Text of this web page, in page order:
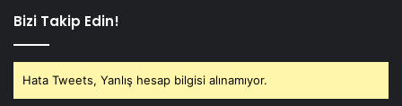
Bizi Takip Edin!
Hata Tweets, Yanlış hesap bilgisi alınamıyor.